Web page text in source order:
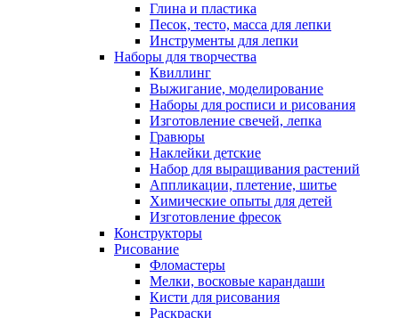
Глина и пластика
Песок, тесто, масса для лепки
Инструменты для лепки
Наборы для творчества
Квиллинг
Выжигание, моделирование
Наборы для росписи и рисования
Изготовление свечей, лепка
Гравюры
Наклейки детские
Набор для выращивания растений
Аппликации, плетение, шитье
Химические опыты для детей
Изготовление фресок
Конструкторы
Рисование
Фломастеры
Мелки, восковые карандаши
Кисти для рисования
Раскраски